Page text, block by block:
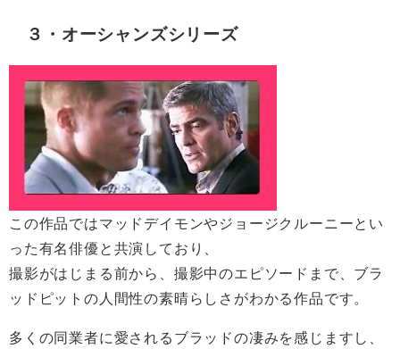
３・オーシャンズシリーズ
この作品ではマッドデイモンやジョージクルーニーとい
った有名俳優と共演しており、
撮影がはじまる前から、撮影中のエピソードまで、ブラ
ッドピットの人間性の素晴らしさがわかる作品です。
多くの同業者に愛されるブラッドの凄みを感じますし、